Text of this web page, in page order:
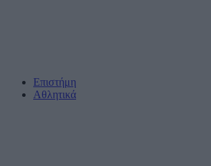
Επιστήμη
Αθλητικά